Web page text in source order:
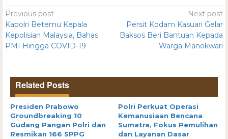
Previous post
Kapolri Betemu Kepala
Kepolisian Malaysia, Bahas
PMI Hingga COVID-19
Next post
Persit Kodam Kasuari Gelar
Baksos Beri Bantuan Kepada
Warga Manokwari
Related Posts
Presiden Prabowo
Groundbreaking 10
Gudang Pangan Polri dan
Resmikan 166 SPPG
Polri Perkuat Operasi
Kemanusiaan Bencana
Sumatra, Fokus Pemulihan
dan Layanan Dasar